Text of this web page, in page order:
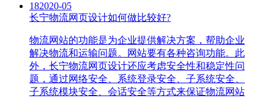
182020-05
长宁物流网页设计如何做比较好?
物流网站的功能是为企业提供解决方案，帮助企业
解决物流和运输问题。网站要有各种咨询功能。此
外，长宁物流网页设计还应考虑安全性和稳定性问
题，通过网络安全、系统登录安全、子系统安全、
子系统模块安全、会话安全等方式来保证物流网站